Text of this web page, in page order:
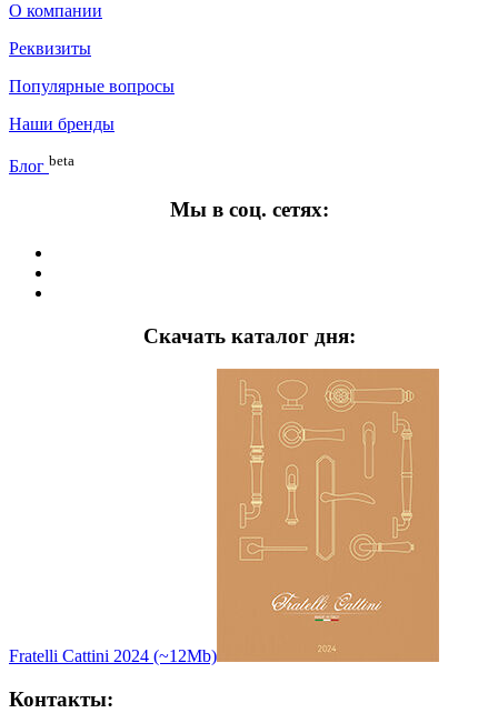
О компании
Реквизиты
Популярные вопросы
Наши бренды
Блог beta
Мы в соц. сетях:
Скачать каталог дня:
Fratelli Cattini 2024 (~12Mb)
Контакты: